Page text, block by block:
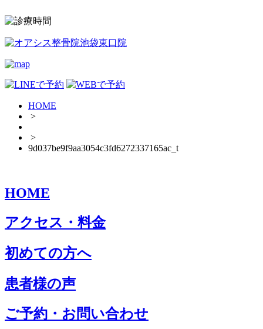
HOME
>
>
9d037be9f9aa3054c3fd6272337165ac_t
HOME
アクセス・料金
初めての方へ
患者様の声
ご予約・お問い合わせ